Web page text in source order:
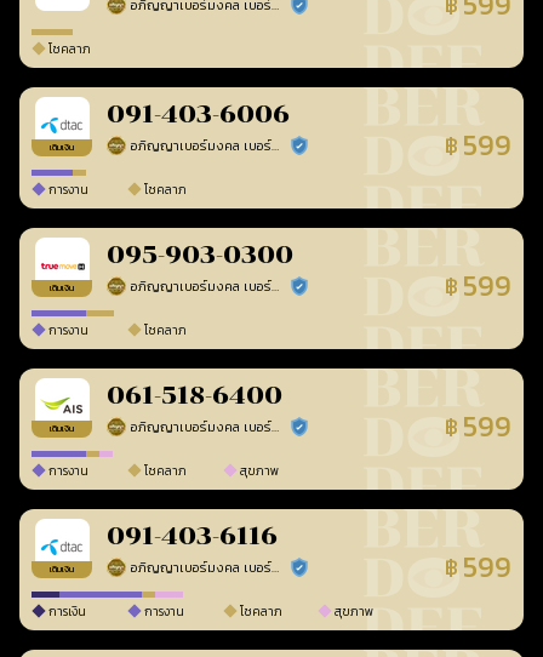
อภิญญาเบอร์มงคล เบอร์สวยเลขศาสตร์ ร้านยืนยันแล้ว
โชคลาภ
เติมเงิน
091-403-6006
อภิญญาเบอร์มงคล เบอร์สวยเลขศาสตร์ ร้านยืนยันแล้ว ฿ 599
การงาน โชคลาภ
เติมเงิน
095-903-0300
อภิญญาเบอร์มงคล เบอร์สวยเลขศาสตร์ ร้านยืนยันแล้ว ฿ 599
การงาน โชคลาภ
เติมเงิน
061-518-6400
อภิญญาเบอร์มงคล เบอร์สวยเลขศาสตร์ ร้านยืนยันแล้ว ฿ 599
การงาน โชคลาภ สุขภาพ
เติมเงิน
091-403-6116
อภิญญาเบอร์มงคล เบอร์สวยเลขศาสตร์ ร้านยืนยันแล้ว ฿ 599
การเงิน การงาน โชคลาภ สุขภาพ